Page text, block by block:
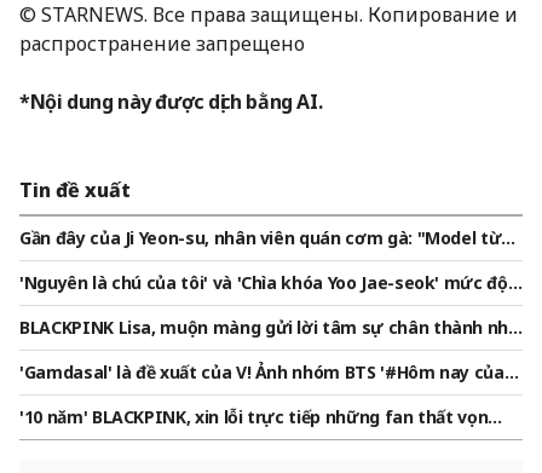
© STARNEWS. Все права защищены. Копирование и
распространение запрещено
*Nội dung này được dịch bằng AI.
Tin đề xuất
Gần đây của Ji Yeon-su, nhân viên quán cơm gà: "Model từng
đi khắp triển lãm ô tô? Bây giờ là mẹ của con trai"[Star Issue]
'Nguyên là chú của tôi' và 'Chìa khóa Yoo Jae-seok' mức độ n
hân cách..Lee Sun-min "Nhờ Lee Yong-joo và Yoo Young-woo
mà có cơ hội này" [★PHỎNG VẤN ĐẦY ĐỦ]
BLACKPINK Lisa, muộn màng gửi lời tâm sự chân thành nhâ
n dịp 10 năm thành lập "các thành viên sẽ ở bên nhau cho đế
n khi chết"
'Gamdasal' là đề xuất của V! Ảnh nhóm BTS '#Hôm nay của B
angtan'
'10 năm' BLACKPINK, xin lỗi trực tiếp những fan thất vọn
g.."Tôi xin lỗi và yêu các bạn" [Star Issue]